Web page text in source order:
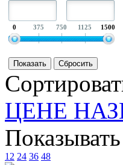
0 375 750 1125 1500
ЦЕНЕ
12 24 36 48